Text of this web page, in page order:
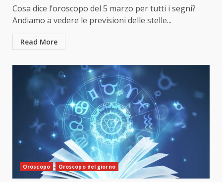
Cosa dice l’oroscopo del 5 marzo per tutti i segni?
Andiamo a vedere le previsioni delle stelle...
Read More
Oroscopo Oroscopo del giorno